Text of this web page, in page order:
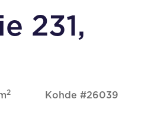
231,
2 Kohde #26039